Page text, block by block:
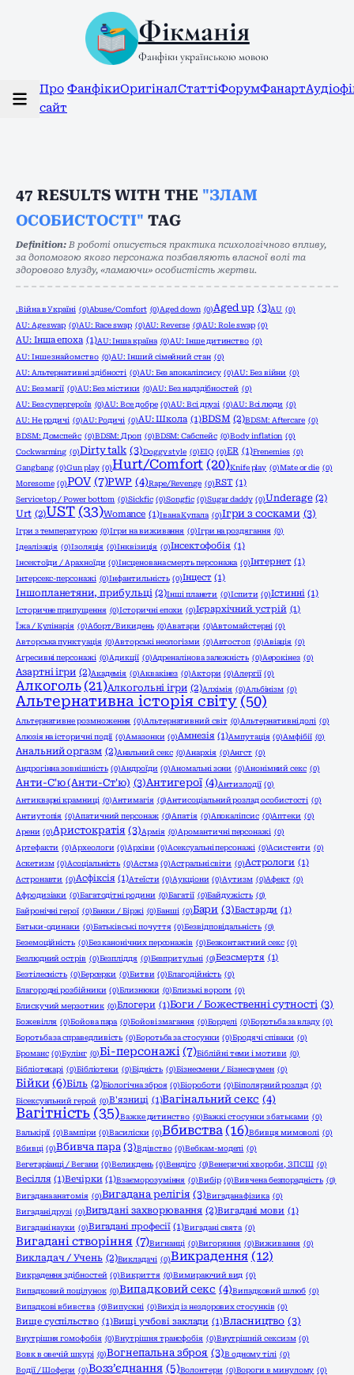
Фікманія
Фанфіки українською мовою
Про
сайт
ФанфікиОригіналСтаттіФорумФанарт
47 RESULTS WITH THE "ЗЛАМ
ОСОБИСТОСТІ" TAG
Definition: В роботі описується практика психологічного впливу,
за допомогою якого персонажа позбавляють власної волі та
здорового ґлузду, «ламаючи» особистість жертви.
.Війна в Україні (0)Abuse/Comfort (0)Aged down (0)Aged up (3)AU (0)
AU: Age swap (0)AU: Race swap (0)AU: Reverse (0)AU: Role swap (0)
AU: Інша епоха (1)AU: Інша країна (0)AU: Інше дитинство (0)
AU: Інше знайомство (0)AU: Інший сімейний стан (0)
AU: Альтернативні здібності (0)AU: Без апокаліпсису (0)AU: Без війни (0)
AU: Без магії (0)AU: Без містики (0)AU: Без надздібностей (0)
AU: Без супергероїв (0)AU: Все добре (0)AU: Всі друзі (0)AU: Всі люди (0)
AU: Не родичі (0)AU: Родичі (0)AU: Школа (1)BDSM (2)BDSM: Aftercare (0)
BDSM: Домспейс (0)BDSM: Дроп (0)BDSM: Сабспейс (0)Body inflation (0)
Cockwarming (0)Dirty talk (3)Doggy style (0)EIQ (0)ER (1)Frenemies (0)
Gangbang (0)Gun play (0)Hurt/Comfort (20)Knife play (0)Mate or die (0)
Moresome (0)POV (7)PWP (4)Rape/Revenge (0)RST (1)
Service top / Power bottom (0)Sickfic (0)Songfic (0)Sugar daddy (0)Underage (2)
Urt (2)UST (33)Womance (1)Івана Купала (0)Ігри з сосками (3)
Ігри з температурою (0)Ігри на виживання (0)Ігри на роздягання (0)
Ідеалізація (0)Ізоляція (0)Інквізиція (0)Інсектофобія (1)
Інсектоїди / Арахноїди (0)Інсценована смерть персонажа (0)Інтернет (1)
Інтерсекс-персонажі (0)Інфантильність (0)Інцест (1)
Іншопланетяни, прибульці (2)Інші планети (0)Іспити (0)Істинні (1)
Історичне припущення (0)Історичні епохи (0)Ієрархічний устрій (1)
Їжа / Кулінарія (0)Аборт/Викидень (0)Аватари (0)Автомайстерні (0)
Авторська пунктуація (0)Авторські неологізми (0)Автостоп (0)Авіація (0)
Агресивні персонажі (0)Адикції (0)Адреналінова залежність (0)Аерокінез (0)
Азартні ігри (2)Академія (0)Аквакінез (0)Актори (0)Алергії (0)
Алкоголь (21)Алкогольні ігри (2)Алхімія (0)Альбінізм (0)
Альтернативна історія світу (50)
Альтернативне розмноження (0)Альтернативний світ (0)Альтернативні долі (0)
Алюзія на історичні події (0)Амазонки (0)Амнезія (1)Ампутація (0)Амфібії (0)
Анальний оргазм (2)Анальний секс (0)Анархія (0)Ангст (0)
Андрогінна зовнішність (0)Андроїди (0)Аномальні зони (0)Анонімний секс (0)
Анти-С'ю (Анти-Ст'ю) (3)Антигерої (4)Антизлодії (0)
Антикварні крамниці (0)Антимагія (0)Антисоціальний розлад особистості (0)
Антиутопія (0)Апатичний персонаж (0)Апатія (0)Апокаліпсис (0)Аптеки (0)
Арени (0)Аристократія (3)Армія (0)Аромантичні персонажі (0)
Артефакти (0)Археологи (0)Архіви (0)Асексуальні персонажі (0)Асистенти (0)
Аскетизм (0)Асоціальність (0)Астма (0)Астральні світи (0)Астрологи (1)
Астронавти (0)Асфіксія (1)Атеїсти (0)Аукціони (0)Аутизм (0)Афект (0)
Афродизіаки (0)Багатодітні родини (0)Багатії (0)Байдужість (0)
Байронічні герої (0)Банки / Біржі (0)Банші (0)Бари (3)Бастарди (1)
Батьки-одинаки (0)Батьківські почуття (0)Безвідповідальність (0)
Беземоційність (0)Без канонічних персонажів (0)Безконтактний секс (0)
Безлюдний острів (0)Безпліддя (0)Безпритульні (0)Безсмертя (1)
Безтілесність (0)Берсерки (0)Битви (0)Благодійність (0)
Благородні розбійники (0)Близнюки (0)Близькі вороги (0)
Блискучий мерзотник (0)Блогери (1)Боги / Божественні сутності (3)
Божевілля (0)Бойова пара (0)Бойові змагання (0)Борделі (0)Боротьба за владу (0)
Боротьба за справедливість (0)Боротьба за стосунки (0)Бродячі співаки (0)
Броманс (0)Булінг (0)Бі-персонажі (7)Біблійні теми і мотиви (0)
Бібліотекарі (0)Бібліотеки (0)Бідність (0)Бізнесмени / Бізнесвумен (0)
Бійки (6)Біль (2)Біологічна зброя (0)Біороботи (0)Біполярний розлад (0)
Бісексуальний герой (0)В'язниці (1)Вагінальний секс (4)
Вагітність (35)Важке дитинство (0)Важкі стосунки з батьками (0)
Валькірії (0)Вампіри (0)Василіски (0)Вбивства (16)Вбивця мимоволі (0)
Вбивці (0)Вбивча пара (3)Вдівство (0)Вебкам-моделі (0)
Вегетаріанці / Вегани (0)Великдень (0)Вендіго (0)Венеричні хвороби, ЗПСШ (0)
Весілля (1)Вечірки (1)Взаєморозуміння (0)Вибір (0)Вивчена безпорадність (0)
Вигадана анатомія (0)Вигадана релігія (3)Вигадана фізика (0)
Вигадані друзі (0)Вигадані захворювання (2)Вигадані мови (1)
Вигадані науки (0)Вигадані професії (1)Вигадані свята (0)
Вигадані створіння (7)Вигнанці (0)Вигоряння (0)Виживання (0)
Викладач / Учень (2)Викладачі (0)Викрадення (12)
Викрадення здібностей (0)Викриття (0)Вимираючий вид (0)
Випадковий поцілунок (0)Випадковий секс (4)Випадковий шлюб (0)
Випадкові вбивства (0)Випускні (0)Вихід із нездорових стосунків (0)
Вище суспільство (1)Вищі учбові заклади (1)Власництво (3)
Внутрішня гомофобія (0)Внутрішня трансфобія (0)Внутрішній сексизм (0)
Вовк в овечій шкурі (0)Вогнепальна зброя (3)В одному тілі (0)
Водії / Шофери (0)Возз’єднання (5)Волонтери (0)Вороги в минулому (0)